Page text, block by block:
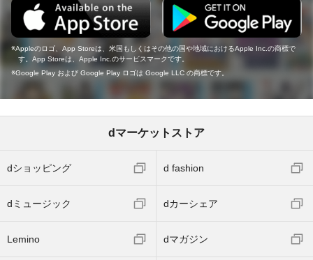
Appleのロゴ、App Storeは、米国もしくはその他の国や地域におけるApple Inc.の商標で
す。App Storeは、Apple Inc.のサービスマークです。
Google Play および Google Play ロゴは Google LLC の商標です。
dマーケットストア
dショッピング d fashion
dミュージック dカーシェア
Lemino dマガジン